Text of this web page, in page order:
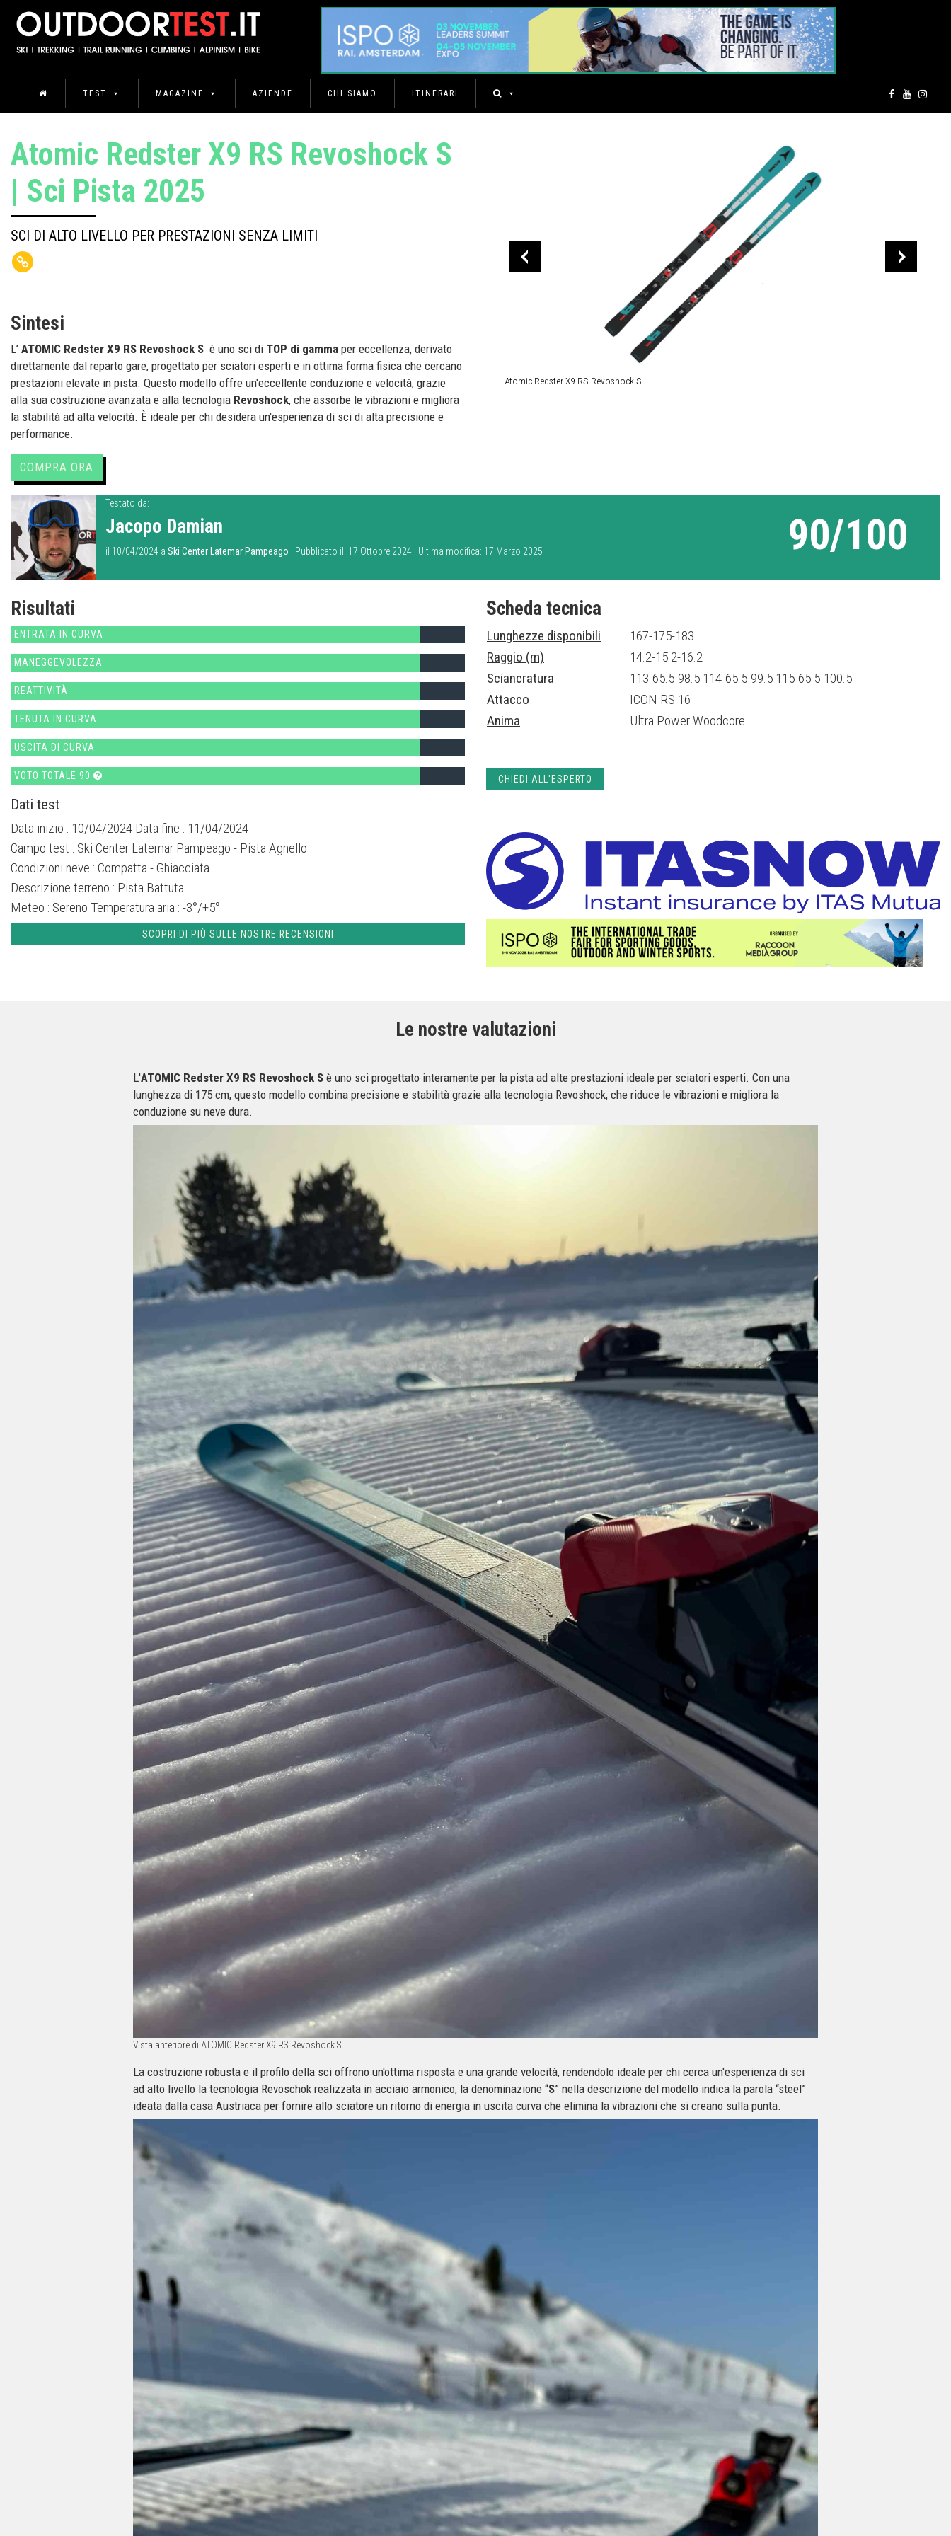
TEST MAGAZINE AZIENDE CHI SIAMO ITINERARI
Atomic Redster X9 RS Revoshock S
Atomic Redster X9 RS Revoshock S
| Sci Pista 2025
SCI DI ALTO LIVELLO PER PRESTAZIONI SENZA LIMITI
Sintesi
L’ ATOMIC Redster X9 RS Revoshock S è uno sci di TOP di gamma per eccellenza, derivato
direttamente dal reparto gare, progettato per sciatori esperti e in ottima forma fisica che cercano
prestazioni elevate in pista. Questo modello offre un'eccellente conduzione e velocità, grazie
alla sua costruzione avanzata e alla tecnologia Revoshock, che assorbe le vibrazioni e migliora
la stabilità ad alta velocità. È ideale per chi desidera un'esperienza di sci di alta precisione e
performance.
COMPRA ORA
Testato da:
Jacopo Damian
il 10/04/2024 a Ski Center Latemar Pampeago | Pubblicato il: 17 Ottobre 2024 | Ultima modifica: 17 Marzo 2025 90/100
Risultati
ENTRATA IN CURVA
MANEGGEVOLEZZA
REATTIVITÀ
TENUTA IN CURVA
USCITA DI CURVA
VOTO TOTALE 90
Dati test
Data inizio : 10/04/2024 Data fine : 11/04/2024
Campo test : Ski Center Latemar Pampeago - Pista Agnello
Condizioni neve : Compatta - Ghiacciata
Descrizione terreno : Pista Battuta
Meteo : Sereno Temperatura aria : -3°/+5°
SCOPRI DI PIÙ SULLE NOSTRE RECENSIONI
Scheda tecnica
Lunghezze disponibili
167-175-183
Raggio (m)
14.2-15.2-16.2
Sciancratura
113-65.5-98.5 114-65.5-99.5 115-65.5-100.5
Attacco
ICON RS 16
Anima
Ultra Power Woodcore
CHIEDI ALL'ESPERTO
Le nostre valutazioni
L'ATOMIC Redster X9 RS Revoshock S è uno sci progettato interamente per la pista ad alte prestazioni ideale per sciatori esperti. Con una
lunghezza di 175 cm, questo modello combina precisione e stabilità grazie alla tecnologia Revoshock, che riduce le vibrazioni e migliora la
conduzione su neve dura.
Vista anteriore di ATOMIC Redster X9 RS Revoshock S
La costruzione robusta e il profilo della sci offrono un'ottima risposta e una grande velocità, rendendolo ideale per chi cerca un'esperienza di sci
ad alto livello la tecnologia Revoschok realizzata in acciaio armonico, la denominazione “S” nella descrizione del modello indica la parola “steel”
ideata dalla casa Austriaca per fornire allo sciatore un ritorno di energia in uscita curva che elimina la vibrazioni che si creano sulla punta.